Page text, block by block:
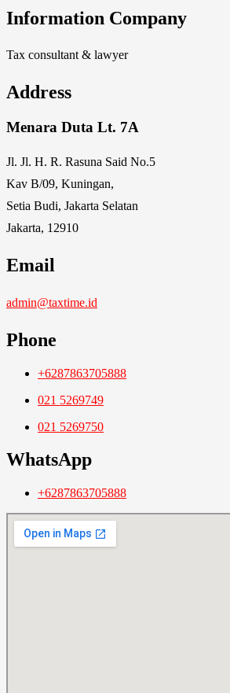
Information Company
Tax consultant & lawyer
Address
Menara Duta Lt. 7A
Jl. Jl. H. R. Rasuna Said No.5
Kav B/09, Kuningan,
Setia Budi, Jakarta Selatan
Jakarta, 12910
Email
admin@taxtime.id
Phone
+6287863705888
021 5269749
021 5269750
WhatsApp
+6287863705888